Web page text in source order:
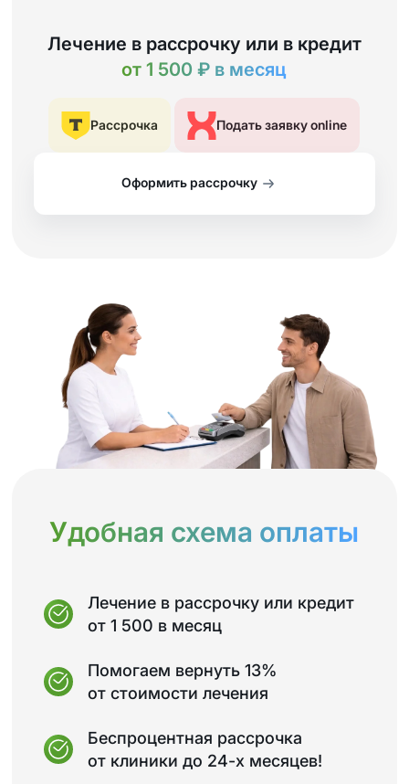
Лечение в рассрочку или в кредит
от 1 500 ₽ в месяц
Рассрочка Подать заявку online
Оформить рассрочку
Удобная схема оплаты
Лечение в рассрочку или кредит
от 1 500 в месяц
Помогаем вернуть 13%
от стоимости лечения
Беспроцентная рассрочка
от клиники до 24-х месяцев!